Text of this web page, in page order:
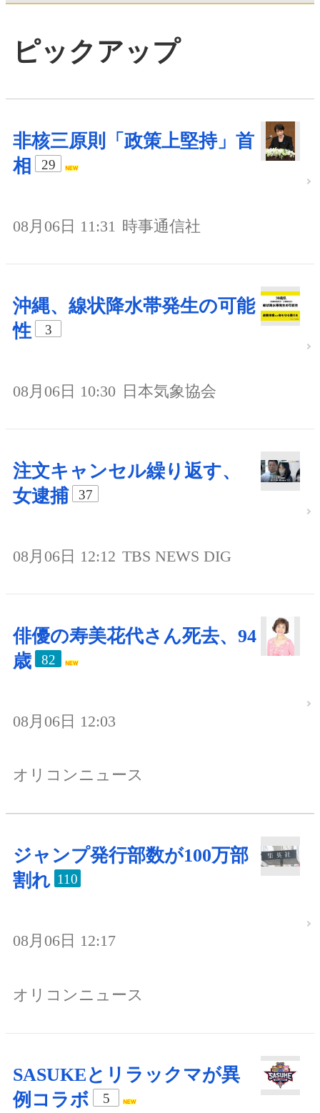
ピックアップ
非核三原則「政策上堅持」首
相
29
08月06日 11:31 時事通信社
沖縄、線状降水帯発生の可能
性
3
08月06日 10:30 日本気象協会
注文キャンセル繰り返す、
女逮捕
37
08月06日 12:12 TBS NEWS DIG
俳優の寿美花代さん死去、94
歳
82
08月06日 12:03
オリコンニュース
ジャンプ発行部数が100万部
割れ 110
08月06日 12:17
オリコンニュース
SASUKEとリラックマが異
例コラボ
5